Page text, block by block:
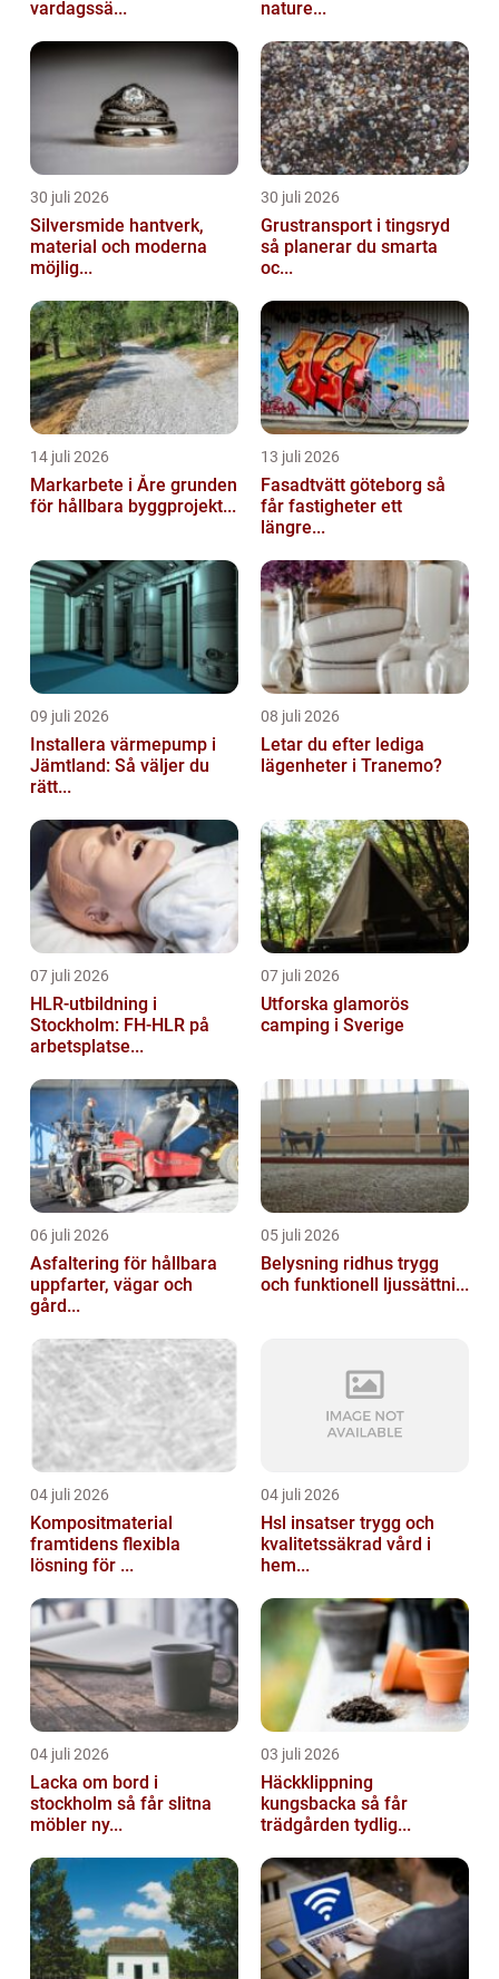
vardagssä... nature...
30 juli 2026
Silversmide hantverk,
material och moderna
möjlig...
30 juli 2026
Grustransport i tingsryd
så planerar du smarta
oc...
14 juli 2026
Markarbete i Åre grunden
för hållbara byggprojekt...
13 juli 2026
Fasadtvätt göteborg så
får fastigheter ett
längre...
09 juli 2026
Installera värmepump i
Jämtland: Så väljer du
rätt...
08 juli 2026
Letar du efter lediga
lägenheter i Tranemo?
07 juli 2026
HLR-utbildning i
Stockholm: FH-HLR på
arbetsplatse...
07 juli 2026
Utforska glamorös
camping i Sverige
06 juli 2026
Asfaltering för hållbara
uppfarter, vägar och
gård...
05 juli 2026
Belysning ridhus trygg
och funktionell ljussättni...
04 juli 2026
Kompositmaterial
framtidens flexibla
lösning för ...
04 juli 2026
Hsl insatser trygg och
kvalitetssäkrad vård i
hem...
04 juli 2026
Lacka om bord i
stockholm så får slitna
möbler ny...
03 juli 2026
Häckklippning
kungsbacka så får
trädgården tydlig...